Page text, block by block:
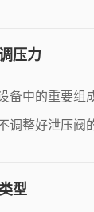
压力
备中的重要组
调整好泄压阀
型